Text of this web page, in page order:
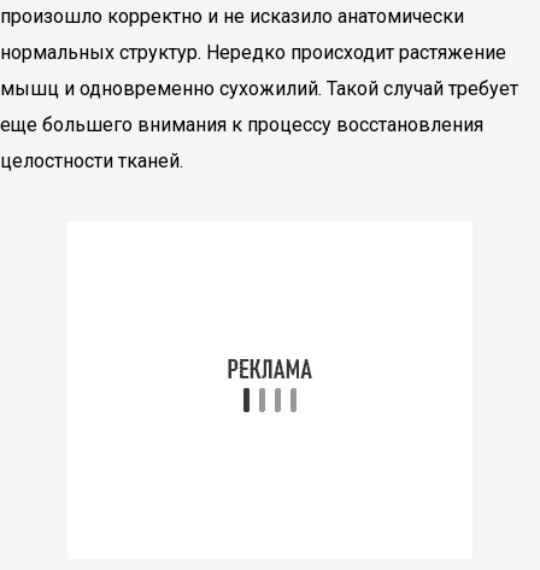
произошло корректно и не исказило анатомически
нормальных структур. Нередко происходит растяжение
мышц и одновременно сухожилий. Такой случай требует
еще большего внимания к процессу восстановления
целостности тканей.